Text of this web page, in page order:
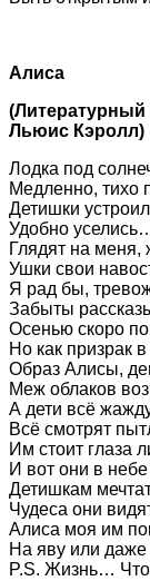
Алиса
Льюис Кэролл)
Лодка под
Медленно, тихо
Детишки
Удобно
Глядят на меня,
Ушки свои
Я рад бы,
Забыты
Осенью скоро
Но как призрак
Образ Алисы,
Меж облаков
А дети всё
Всё смотрят
Им стоит глаза
И вот они в
Детишкам
Чудеса они
Алиса моя им
На яву или
P.S. Жизнь… Что